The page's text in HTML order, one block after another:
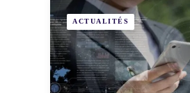
ACTUALITÉS